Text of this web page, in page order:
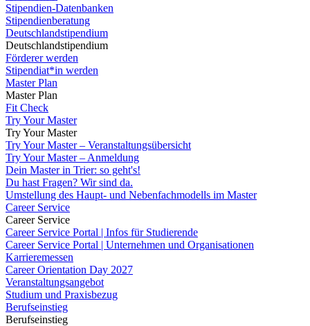
Stipendien-Datenbanken
Stipendienberatung
Deutschlandstipendium
Deutschlandstipendium
Förderer werden
Stipendiat*in werden
Master Plan
Master Plan
Fit Check
Try Your Master
Try Your Master
Try Your Master – Veranstaltungsübersicht
Try Your Master – Anmeldung
Dein Master in Trier: so geht's!
Du hast Fragen? Wir sind da.
Umstellung des Haupt- und Nebenfachmodells im Master
Career Service
Career Service
Career Service Portal | Infos für Studierende
Career Service Portal | Unternehmen und Organisationen
Karrieremessen
Career Orientation Day 2027
Veranstaltungsangebot
Studium und Praxisbezug
Berufseinstieg
Berufseinstieg